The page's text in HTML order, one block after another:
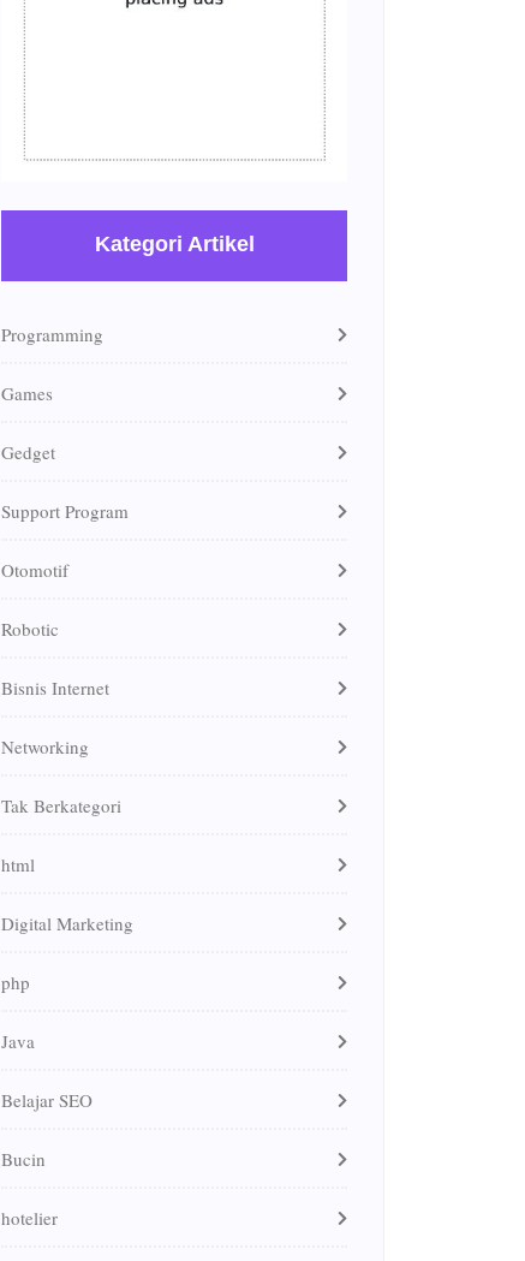
Kategori Artikel
Programming
Games
Gedget
Support Program
Otomotif
Robotic
Bisnis Internet
Networking
Tak Berkategori
html
Digital Marketing
php
Java
Belajar SEO
Bucin
hotelier